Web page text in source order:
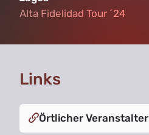
Alta Fidelidad Tour ´24
Alta Fidelidad Tour ´24
Links
Örtlicher Veranstalter